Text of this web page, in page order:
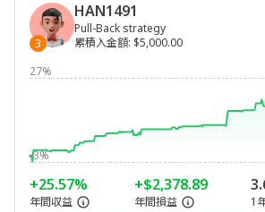
3
HAN1491
Pull-Back strategy
累積入金額: $5,000.00
27%
-3%
+25.57%
年間収益
+$2,378.89
年間損益 1